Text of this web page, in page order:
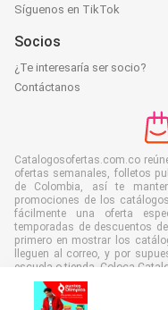
Síguenos en TikTok
Socios
¿Te interesaría ser socio?
Contáctanos
Catalogosofertas.com.co
ofertas semanales, folletos
de Colombia, así te
promociones de los
fácilmente una oferta
temporadas de descuentos
primero en mostrar los
lleguen al correo, y por
escuela o tienda. Coloca
mucho tiempo y dinero.
contribuyes a reducir el uso